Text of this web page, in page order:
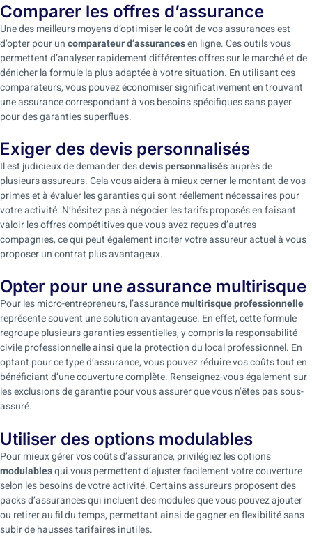
Comparer les offres d’assurance
Une des meilleurs moyens d’optimiser le coût de vos assurances est
d’opter pour uncomparateur d’assurancesen ligne. Ces outils vous
permettent d’analyser rapidement différentes offres sur le marché et de
dénicher la formule la plus adaptée à votre situation. En utilisant ces
comparateurs, vous pouvez économiser significativement en trouvant
une assurance correspondant à vos besoins spécifiques sans payer
pour des garanties superflues.
Exiger des devis personnalisés
Il est judicieux de demander desdevis personnalisésauprès de
plusieurs assureurs. Cela vous aidera à mieux cerner le montant de vos
primes et à évaluer les garanties qui sont réellement nécessaires pour
votre activité. N’hésitez pas à négocier les tarifs proposés en faisant
valoir les offres compétitives que vous avez reçues d’autres
compagnies, ce qui peut également inciter votre assureur actuel à vous
proposer un contrat plus avantageux.
Opter pour une assurance multirisque
Pour les micro-entrepreneurs, l’assurancemultirisque professionnelle
représente souvent une solution avantageuse. En effet, cette formule
regroupe plusieurs garanties essentielles, y compris la responsabilité
civile professionnelle ainsi que la protection du local professionnel. En
optant pour ce type d’assurance, vous pouvez réduire vos coûts tout en
bénéficiant d’une couverture complète. Renseignez-vous également sur
les exclusions de garantie pour vous assurer que vous n’êtes pas sous-
assuré.
Utiliser des options modulables
Pour mieux gérer vos coûts d’assurance, privilégiez les options
modulablesqui vous permettent d’ajuster facilement votre couverture
selon les besoins de votre activité. Certains assureurs proposent des
packs d’assurances qui incluent des modules que vous pouvez ajouter
ou retirer au fil du temps, permettant ainsi de gagner en flexibilité sans
subir de hausses tarifaires inutiles.